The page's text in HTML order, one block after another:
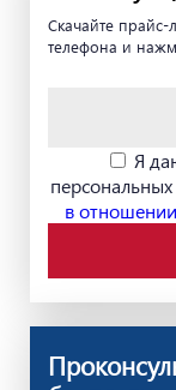
Скачайте прайс-
телефона и
Я
в